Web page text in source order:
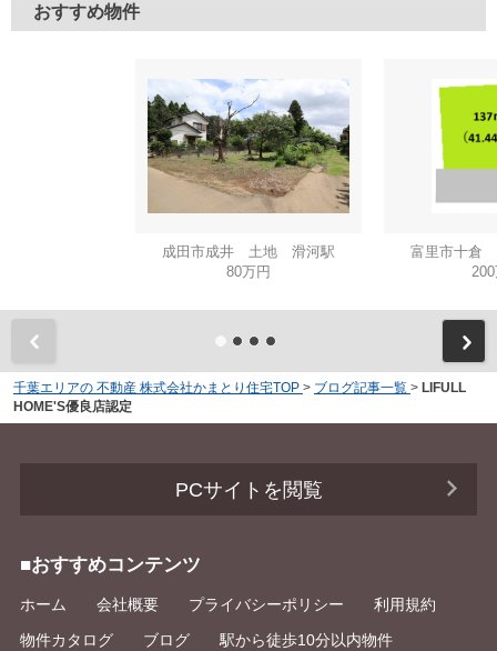
おすすめ物件
成田市成井 土地 滑河駅
80万円
富里市十倉
千葉エリアの 不動産 株式会社かまとり住宅TOP > ブログ記事一覧 > LIFULL
HOME'S優良店認定
PCサイトを閲覧
■おすすめコンテンツ
ホーム 会社概要 プライバシーポリシー 利用規約
物件カタログ ブログ 駅から徒歩10分以内物件